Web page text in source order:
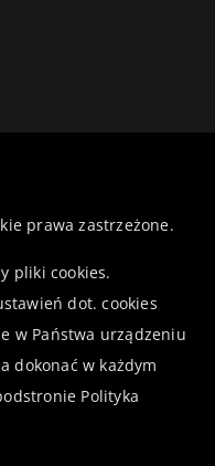
prawa zastrzeżone.
pliki cookies.
dot. cookies
w Państwa urządzeniu
dokonać w każdym
Polityka